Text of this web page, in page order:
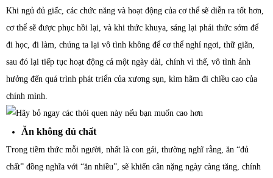
Khi ngủ đủ giấc, các chức năng và hoạt động của cơ thể sẽ diễn ra tốt hơn,
cơ thể sẽ được phục hồi lại, và khi thức khuya, sáng lại phải thức sớm để
đi học, đi làm, chúng ta lại vô tình không để cơ thể nghỉ ngơi, thữ giãn,
sau đó lại tiếp tục hoạt động cả một ngày dài, chính vì thế, vô tình ảnh
hưởng đến quá trình phát triển của xương sụn, kìm hãm đi chiều cao của
chính mình.
Ăn không đủ chất
Trong tiềm thức mỗi người, nhất là con gái, thường nghĩ rằng, ăn “đủ
chất” đồng nghĩa với “ăn nhiều”, sẽ khiến cân nặng ngày càng tăng, chính